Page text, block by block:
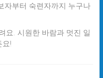
자부터 숙련자까지 누구나
요. 시원한 바람과 멋진 일
요!